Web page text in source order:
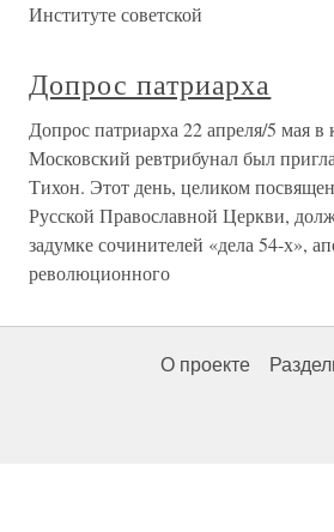
Институте советской
Допрос патриарха
Допрос патриарха 22 апреля/5 мая в
Московский ревтрибунал был
Тихон. Этот день, целиком
Русской Православной Церкви,
задумке сочинителей «дела 54-х»,
революционного
О проекте